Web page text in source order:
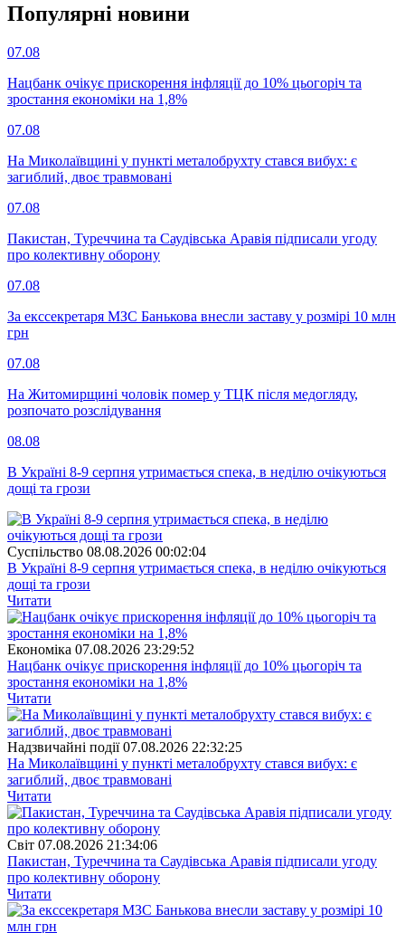
Популярнi новини
07.08
Нацбанк очікує прискорення інфляції до 10% цьогоріч та
зростання економіки на 1,8%
07.08
На Миколаївщині у пункті металобрухту стався вибух: є
загиблий, двоє травмовані
07.08
Пакистан, Туреччина та Саудівська Аравія підписали угоду
про колективну оборону
07.08
За екссекретаря МЗС Банькова внесли заставу у розмірі 10 млн
грн
07.08
На Житомирщині чоловік помер у ТЦК після медогляду,
розпочато розслідування
08.08
В Україні 8-9 серпня утримається спека, в неділю очікуються
дощі та грози
Суспiльство 08.08.2026 00:02:04
В Україні 8-9 серпня утримається спека, в неділю очікуються
дощі та грози
Читати
Економіка 07.08.2026 23:29:52
Нацбанк очікує прискорення інфляції до 10% цьогоріч та
зростання економіки на 1,8%
Читати
Надзвичайні події 07.08.2026 22:32:25
На Миколаївщині у пункті металобрухту стався вибух: є
загиблий, двоє травмовані
Читати
Свiт 07.08.2026 21:34:06
Пакистан, Туреччина та Саудівська Аравія підписали угоду
про колективну оборону
Читати